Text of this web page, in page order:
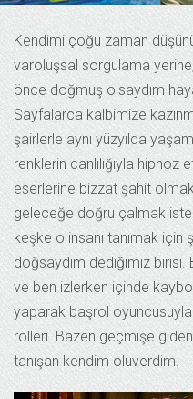
Kendimi çoğu zaman
varoluşsal sorgulama
önce doğmuş olsaydım
Sayfalarca kalbimize
şairlerle aynı yüzyılda
renklerin canlılığıyla hipnoz
eserlerine bizzat şahit
geleceğe doğru çalmak
keşke o insanı tanımak için
doğsaydım dediğimiz birisi.
ve ben izlerken içinde
yaparak başrol
rolleri. Bazen geçmişe
tanışan kendim oluverdim.